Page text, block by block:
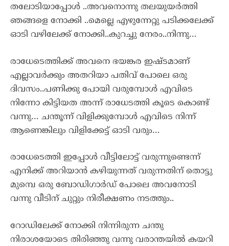
തലോടിയാപ്പോൾ ..അവനൊന്നു തലയുയർത്തി
ഞങ്ങളെ നോക്കി ..മെല്ലെ എഴുന്നേറ്റു പടിക്കലേക്ക്
ഓടി വഴിലേക്ക് നോക്കി..കുറച്ചു നേരം..നിന്നു…
രാധേടെത്തിക്ക് അവനെ ഭയങ്കര ഇഷ്ടമാണ്
എല്ലാവർക്കും അതറിയാ പതിവ് പോലെ ഒരു
ദിവസം..പണിക്കു പോയി വരുമ്പോൾ എവിടെ
നിന്നോ കിട്ടിയത അന്ന് രാധേടത്തി കൂടെ കൊണ്ട്
വന്നു… ചന്തൂന്ന് വിളിക്കുമ്പോൾ എവിടെ നിന്ന്
ആണെങ്കിലും വിളിക്കേട്ട് ഓടി വരും…
രാധേടെത്തി ഇപ്പോൾ വീട്ടിലോട്ട് വരുന്നുണ്ടെന്ന്
എനിക്ക് അറിയാൻ കഴിയുന്നത് വരുന്നതിന് തൊട്ടു
മുമ്പെ ഒരു ബോഡിഗാർഡ് പോലെ അവനോടി
വന്നു വീടിന് ചുറ്റും നിരീക്ഷണം നടത്തും..
റോഡിലേക്ക് നോക്കി നിന്നിരുന്ന ചന്തു
നിരാശയോടെ തിരിഞ്ഞു വന്നു വരാന്തയിൽ കയറി